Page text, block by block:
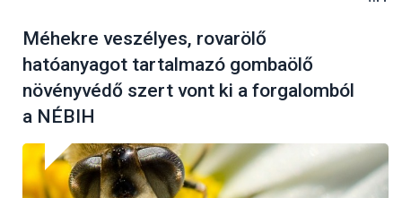
Méhekre veszélyes, rovarölő
hatóanyagot tartalmazó gombaölő
növényvédő szert vont ki a forgalomból
a NÉBIH